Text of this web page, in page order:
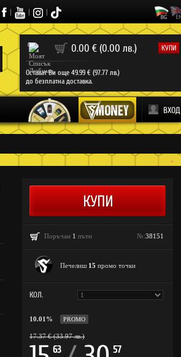
| | |
0 0.00 € (0.00 лв.) КУПИ
Остават Ви още 49.99 € (97.77 лв.)
до безплатна доставка.
ВХОД
Поръчан 1 пъти №:38151
Печелиш 15 промо точки
КОЛ.
10.01% PROMO
17.37 € (33.97 лв.)
63
57